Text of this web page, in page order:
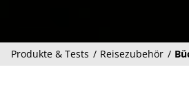
Produkte & Tests Reisezubehör